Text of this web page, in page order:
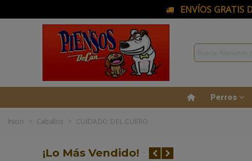
ENVÍOS GRATIS
Perros
Inicio > Caballos > CUIDADO DEL CUERO
¡Lo Más Vendido!